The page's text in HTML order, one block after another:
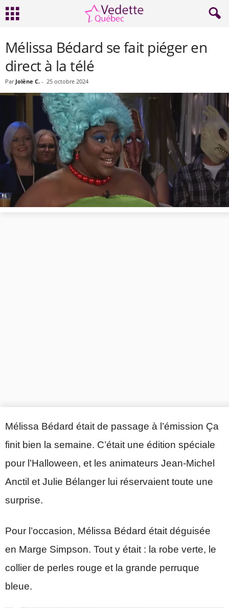
Mélissa Bédard se fait piéger en
direct à la télé
Par Jolène C. - 25 octobre 2024
Mélissa Bédard était de passage à l’émission Ça
finit bien la semaine. C’était une édition spéciale
pour l’Halloween, et les animateurs Jean-Michel
Anctil et Julie Bélanger lui réservaient toute une
surprise.
Pour l’occasion, Mélissa Bédard était déguisée
en Marge Simpson. Tout y était : la robe verte, le
collier de perles rouge et la grande perruque
bleue.